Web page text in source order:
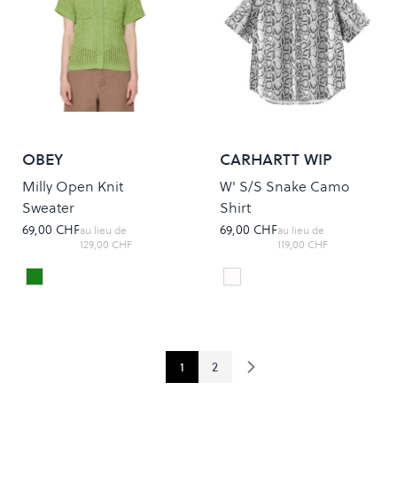
OBEY
Milly Open Knit
Sweater
69,00 CHFau lieu de
129,00 CHF
Colour
LIGHT GREEN MULTI
CARHARTT WIP
W' S/S Snake Camo
Shirt
69,00 CHFau lieu de
119,00 CHF
Colour
SNAKE CAMO
You're currently reading page
1 Page
2